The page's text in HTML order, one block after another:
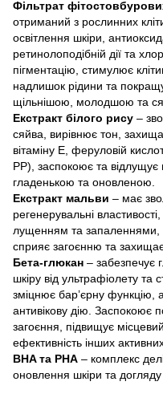
Фільтрат
отриманий з рослинних
освітлення шкіри,
ретинолоподібній дії та
пігментацію, стимулює
надлишок рідини та
щільнішою, молодшою та
Екстракт білого рису –
сяйва, вирівнює тон,
вітаміну Е, феруловій
РР), заспокоює та відлущує
гладенькою та оновленою.
Екстракт мальви – має
регенерувальні
лущенням та запаленнями,
сприяє загоєнню та захищає
Бета-глюкан – забезпечує
шкіру від ультрафіолету та
зміцнює бар’єрну функцію,
антивікову дію. Заспокоює
загоєння, підвищує
ефективність інших
BHA та PHA – комплекс
оновлення шкіри та